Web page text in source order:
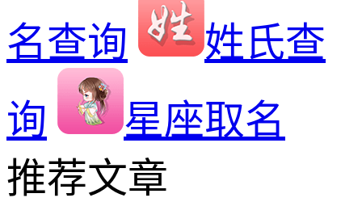
名查询
姓氏查
询
星座取名
推荐文章